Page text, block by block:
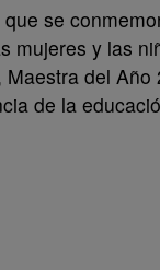
que se
mujeres y las
Maestra del
de la